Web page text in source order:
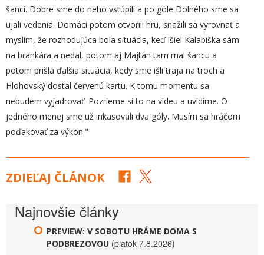
šancí. Dobre sme do neho vstúpili a po góle Dolného sme sa
ujali vedenia. Domáci potom otvorili hru, snažili sa vyrovnať a
myslím, že rozhodujúca bola situácia, keď išiel Kalabiška sám
na brankára a nedal, potom aj Majtán tam mal šancu a
potom prišla ďalšia situácia, kedy sme išli traja na troch a
Hlohovský dostal červenú kartu. K tomu momentu sa
nebudem vyjadrovať. Pozrieme si to na videu a uvidíme. O
jedného menej sme už inkasovali dva góly. Musím sa hráčom
poďakovať za výkon."
ZDIEĽAJ ČLÁNOK
Najnovšie články
PREVIEW: V SOBOTU HRÁME DOMA S
PODBREZOVOU (piatok 7.8.2026)